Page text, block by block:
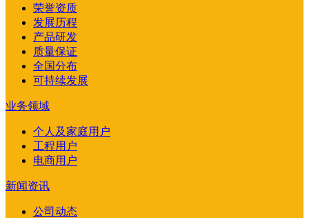
荣誉资质
发展历程
产品研发
质量保证
全国分布
可持续发展
业务领域
个人及家庭用户
工程用户
电商用户
新闻资讯
公司动态